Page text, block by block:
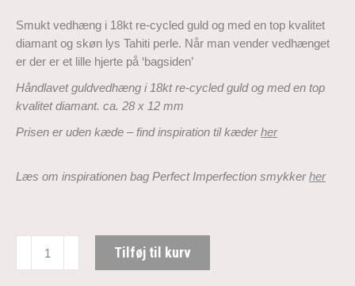
Smukt vedhæng i 18kt re-cycled guld og med en top kvalitet
diamant og skøn lys Tahiti perle. Når man vender vedhænget
er der er et lille hjerte på ‘bagsiden’
Håndlavet guldvedhæng i 18kt re-cycled guld og med en top
kvalitet diamant. ca. 28 x 12 mm
Prisen er uden kæde – find inspiration til kæderher
Læs om inspirationen bag Perfect Imperfection smykkerher
Tilføj til kurv